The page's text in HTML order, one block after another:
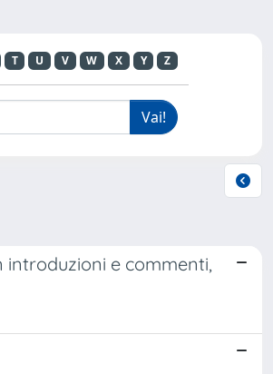
T U V W X Y Z
introduzioni e commenti,